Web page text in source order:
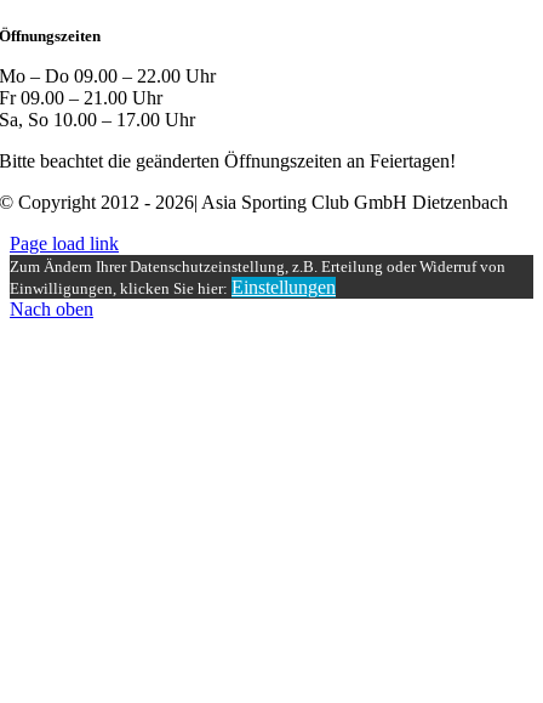
Öffnungszeiten
Mo – Do 09.00 – 22.00 Uhr
Fr 09.00 – 21.00 Uhr
Sa, So 10.00 – 17.00 Uhr
Bitte beachtet die geänderten Öffnungszeiten an Feiertagen!
© Copyright 2012 - 2026| Asia Sporting Club GmbH Dietzenbach
Page load link
Zum Ändern Ihrer Datenschutzeinstellung, z.B. Erteilung oder Widerruf von
Einwilligungen, klicken Sie hier: Einstellungen
Nach oben